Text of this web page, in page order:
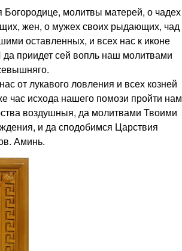
молитвы матерей, о чадех
жен, о мужех своих рыдающих, чад
оставленных, и всех нас к иконе
приидет сей вопль наш молитвами
от лукавого ловления и всех козней
час исхода нашего помози пройти нам
воздушныя, да молитвами Твоими
и да сподобимся Царствия
Аминь.